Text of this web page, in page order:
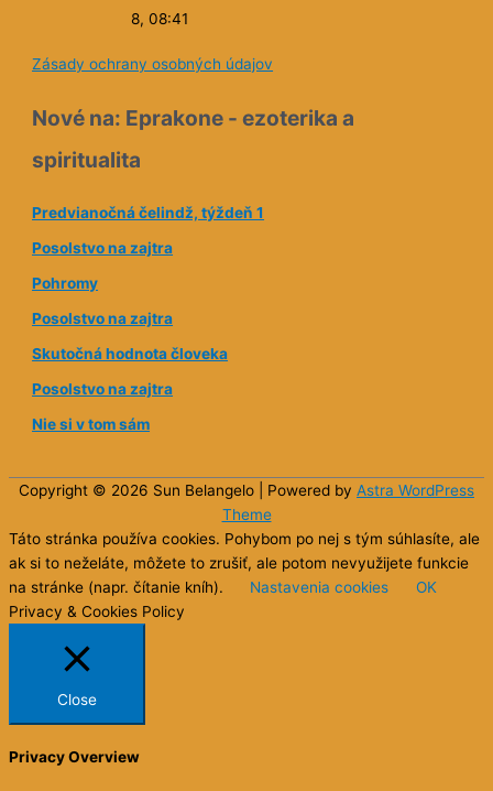
8, 08:41
Zásady ochrany osobných údajov
Nové na: Eprakone - ezoterika a
spiritualita
Predvianočná čelindž, týždeň 1
Posolstvo na zajtra
Pohromy
Posolstvo na zajtra
Skutočná hodnota človeka
Posolstvo na zajtra
Nie si v tom sám
Copyright © 2026 Sun Belangelo | Powered by Astra WordPress
Theme
Táto stránka používa cookies. Pohybom po nej s tým súhlasíte, ale
ak si to neželáte, môžete to zrušiť, ale potom nevyužijete funkcie
na stránke (napr. čítanie kníh).
Nastavenia cookies
OK
Privacy & Cookies Policy
Close
Privacy Overview